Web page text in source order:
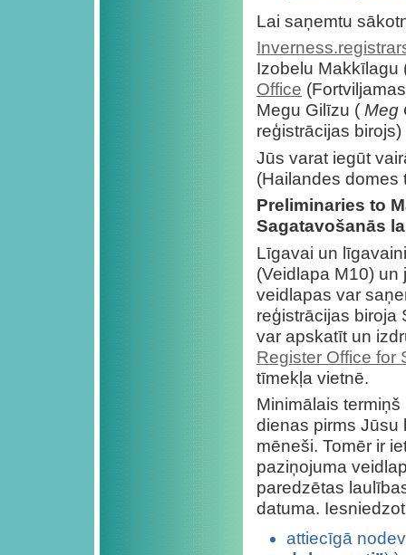
Lai saņemtu
Izobelu Makkīlagu
Office
Megu Gilīzu ( Meg
reģistrācijas birojs)
Jūs varat iegūt
(Hailandes domes
Preliminaries to
Sagatavošanās
Līgavai un
(Veidlapa M10)
veidlapas var
reģistrācijas biroja
var apskatīt un
Register Office for
tīmekļa vietnē.
Minimālais
dienas pirms Jūsu
mēneši. Tomēr ir
paziņojuma
paredzētas
datuma.
attiecīgā